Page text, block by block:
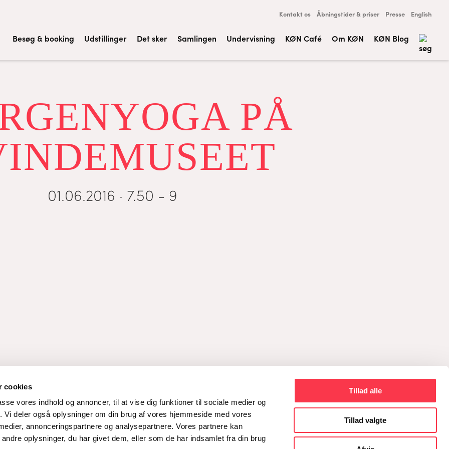
cookies
vores indhold og annoncer, til at vise dig funktioner til sociale medier og
deler også oplysninger om din brug af vores hjemmeside med vores
annonceringspartnere og analysepartnere. Vores partnere kan
oplysninger, du har givet dem, eller som de har indsamlet fra din brug
Tillad alle
Tillad valgte
Kontakt os Åbningstider & priser Presse English
Besøg & booking Udstillinger Det sker Samlingen Undervisning KØN Café Om KØN KØN Blog
PÅ
01.06.2016 · 7.50 - 9